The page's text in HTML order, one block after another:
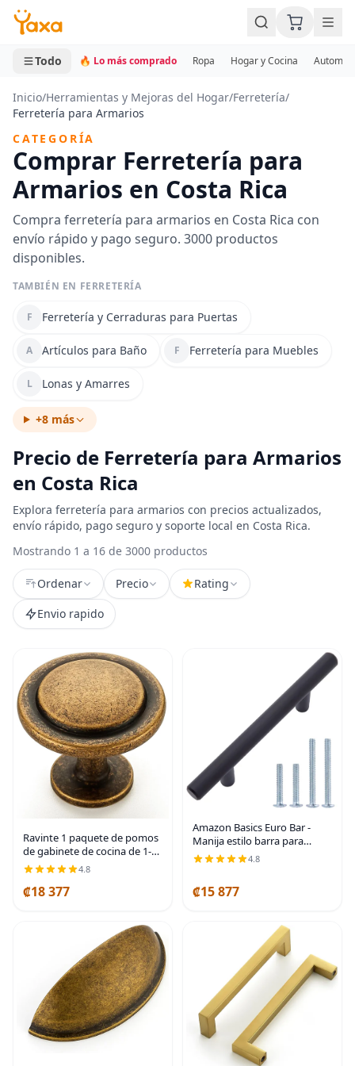
MINI CARRITO
0 productos
Todo 🔥 Lo más comprado Ropa Hogar y Cocina
Inicio/Herramientas y Mejoras del Hogar/Ferretería/
Ferretería para Armarios
CATEGORÍA
Comprar Ferretería para
Armarios en Costa Rica
Compra ferretería para armarios en Costa Rica con
envío rápido y pago seguro. 3000 productos
disponibles.
TAMBIÉN EN FERRETERÍA
F Ferretería y Cerraduras para Puertas
A Artículos para Baño F Ferretería para Muebles
L Lonas y Amarres
+8 más
Precio de Ferretería para Armarios
en Costa Rica
Explora ferretería para armarios con precios actualizados,
envío rápido, pago seguro y soporte local en Costa Rica.
Mostrando 1 a 16 de 3000 productos
Ordenar Precio
Rating
Envio rapido
Ravinte 1 paquete de pomos
de gabinete de cocina de 1-
1/4 pulgadas, tiradores de
zinc de latón antiguo,
manijas de puerta para
4.8
₡18 377
Amazon Basics Euro Bar -
Manija estilo barra para
gabinete (1/2 pulgada de
diámetro), 5.38 pulgadas de
de 3 pulgadas),
4.8
₡15 877